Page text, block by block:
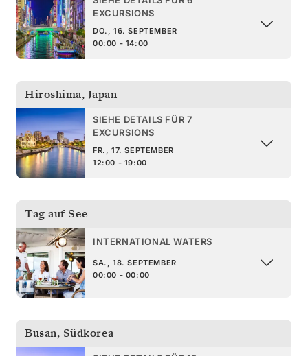
EXCURSIONS
DO., 16. SEPTEMBER
00:00 - 14:00
Hiroshima, Japan
SIEHE DETAILS FÜR 7
EXCURSIONS
FR., 17. SEPTEMBER
12:00 - 19:00
Tag auf See
INTERNATIONAL WATERS
SA., 18. SEPTEMBER
00:00 - 00:00
Busan, Südkorea